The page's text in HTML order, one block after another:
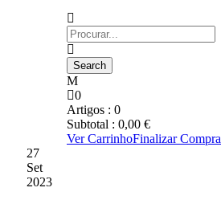
0
Artigos : 0
Subtotal : 0,00 €
Ver CarrinhoFinalizar Compra
27
Set
2023